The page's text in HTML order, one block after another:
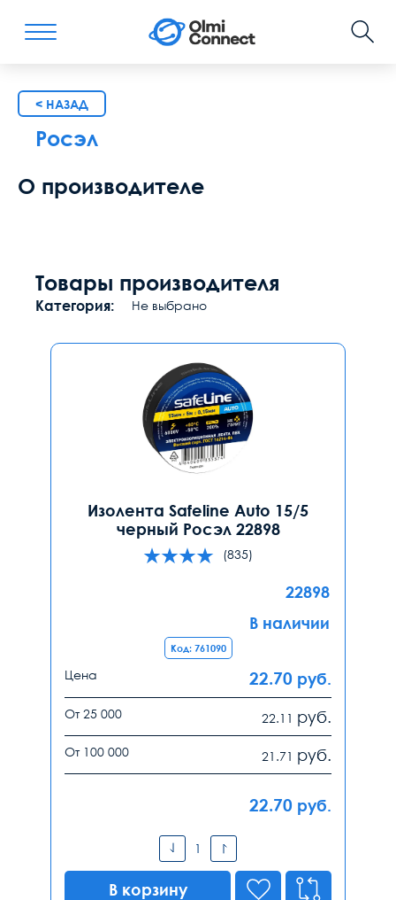
< НАЗАД
Росэл
О производителе
Товары производителя
Категория: Не выбрано
Изолента Safeline Auto 15/5
черный Росэл 22898
(835)
22898
В наличии
Код: 761090
Цена 22.70 руб.
От 25 000 22.11 руб.
От 100 000 21.71 руб.
22.70 руб.
В корзину